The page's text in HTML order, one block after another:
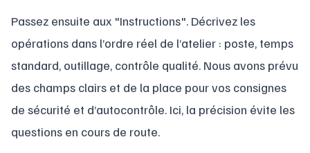
Passez ensuite aux "Instructions". Décrivez les
opérations dans l’ordre réel de l’atelier : poste, temps
standard, outillage, contrôle qualité. Nous avons prévu
des champs clairs et de la place pour vos consignes
de sécurité et d’autocontrôle. Ici, la précision évite les
questions en cours de route.